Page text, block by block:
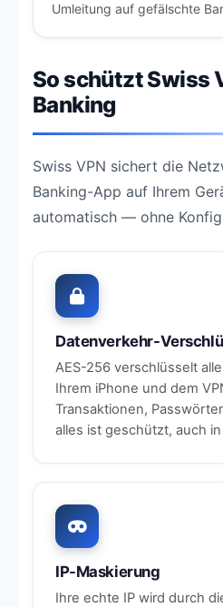
Umleitung auf gefälschte
So schützt Swiss
Banking
Swiss VPN sichert die
Banking-App auf Ihrem
automatisch — ohne
Datenverkehr-
AES-256 verschlüsselt
Ihrem iPhone und dem
Transaktionen,
alles ist geschützt, auch
IP-Maskierung
Ihre echte IP wird durch